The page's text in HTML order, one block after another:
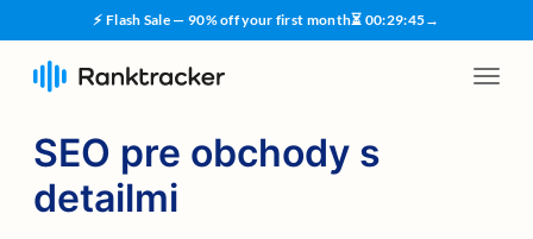
⚡ Flash Sale — 90% off your first month⏳ 00:29:45→
SEO pre obchody s
detailmi